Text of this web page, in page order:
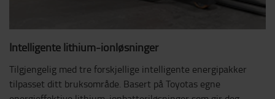
Intelligente lithium-ionløsninger
Tilgjengelig med tre forskjellige intelligente energipakker
tilpasset ditt bruksområde. Basert på Toyotas egne